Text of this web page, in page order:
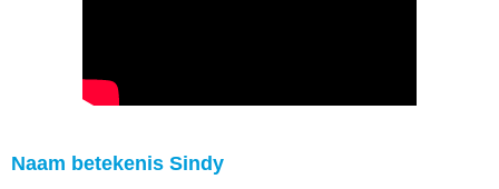
Naam betekenis Sindy